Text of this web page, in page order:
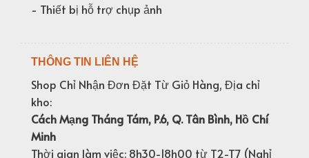
- Thiết bị hỗ trợ chụp ảnh
THÔNG TIN LIÊN HỆ
Shop Chỉ Nhận Đơn Đặt Từ Giỏ Hàng, Địa chỉ
kho:
Cách Mạng Tháng Tám, P.6, Q. Tân Bình, Hồ Chí
Minh
Thời gian làm việc: 8h30-18h00 từ T2-T7 (Nghỉ